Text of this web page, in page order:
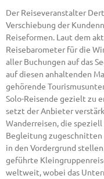
Der Reiseveranstalter
Verschiebung der
Reiseformen. Laut dem
Reisebarometer für die
aller Buchungen auf das
auf diesen anhaltenden
gehörende
Solo-Reisende gezielt zu
setzt der Anbieter
Wanderreisen, die
Begleitung zugeschnitten
in den Vordergrund
geführte
weltweit, wobei das